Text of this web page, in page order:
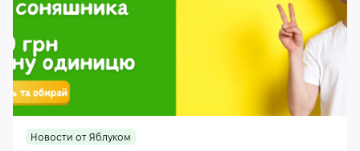
Новости от Яблуком